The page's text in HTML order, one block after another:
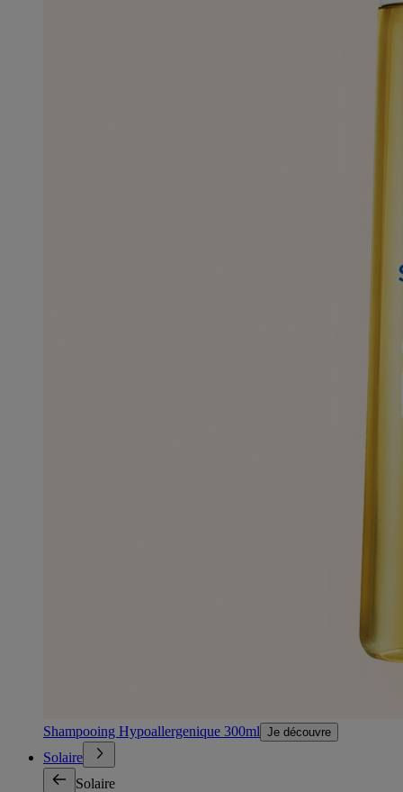
Shampooing Hypoallergenique 300ml Je découvre
Solaire
Solaire